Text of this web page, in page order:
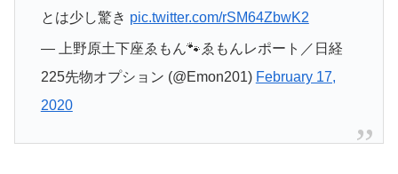
とは少し驚き pic.twitter.com/rSM64ZbwK2
— 上野原土下座ゑもん🐾ゑもんレポート／日経
225先物オプション (@Emon201) February 17,
2020